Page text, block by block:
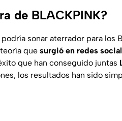
de BLACKPINK?
podría sonar aterrador para los
que surgió en redes
que han conseguido juntas
los resultados han sido